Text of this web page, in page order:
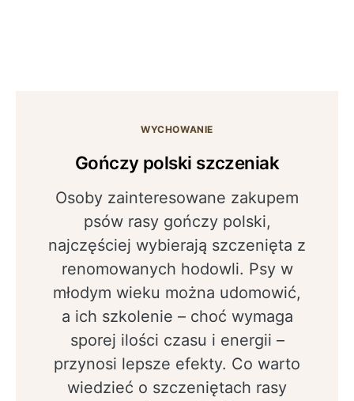
WYCHOWANIE
Gończy polski szczeniak
Osoby zainteresowane zakupem
psów rasy gończy polski,
najczęściej wybierają szczenięta z
renomowanych hodowli. Psy w
młodym wieku można udomowić,
a ich szkolenie – choć wymaga
sporej ilości czasu i energii –
przynosi lepsze efekty. Co warto
wiedzieć o szczeniętach rasy